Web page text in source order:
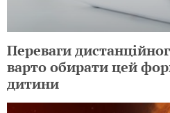
Переваги
варто обирати цей
дитини